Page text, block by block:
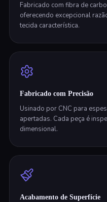
Fabricado com fibra de
oferecendo excepcional
tecida característica.
Fabricado com Precisão
Usinado por CNC para
apertadas. Cada peça é
dimensional.
Acabamento de Superfície